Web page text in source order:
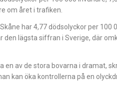
om året i trafiken.
har 4,77 dödsolyckor per 100
lägsta siffran i Sverige, där
av de stora bovarna i dramat,
kan öka kontrollerna på en